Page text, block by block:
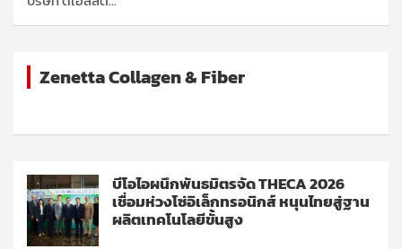
Zenetta Collagen & Fiber
บีโอไอผนึกพันธมิตรจัด THECA 2026
เชื่อมห่วงโซ่อิเล็กทรอนิกส์ หนุนไทยสู่ฐาน
ผลิตเทคโนโลยีขั้นสูง